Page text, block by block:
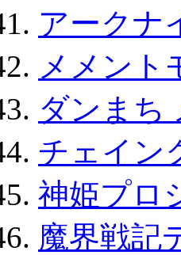
アークナ
メメント
ダンまち
チェイン
神姫プロ
魔界戦記